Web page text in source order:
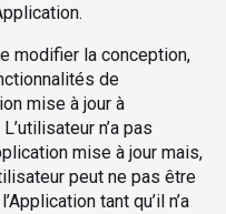
modifier la conception,
de
mise à jour à
n’a pas
mise à jour mais,
peut ne pas être
tant qu’il n’a